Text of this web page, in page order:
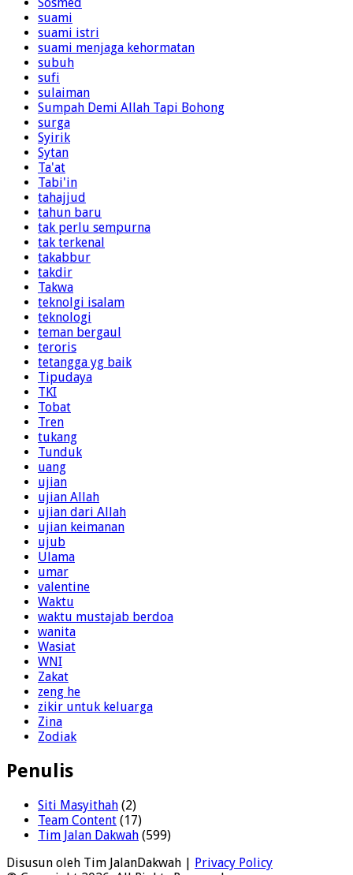
suami
suami istri
suami menjaga kehormatan
subuh
sufi
sulaiman
Sumpah Demi Allah Tapi Bohong
surga
Syirik
Sytan
Ta'at
Tabi'in
tahajjud
tahun baru
tak perlu sempurna
tak terkenal
takabbur
takdir
Takwa
teknolgi isalam
teknologi
teman bergaul
teroris
tetangga yg baik
Tipudaya
TKI
Tobat
Tren
tukang
Tunduk
uang
ujian
ujian Allah
ujian dari Allah
ujian keimanan
ujub
Ulama
umar
valentine
Waktu
waktu mustajab berdoa
wanita
Wasiat
WNI
Zakat
zeng he
zikir untuk keluarga
Zina
Zodiak
Penulis
Siti Masyithah (2)
Team Content (17)
Tim Jalan Dakwah (599)
Disusun oleh Tim JalanDakwah | Privacy Policy